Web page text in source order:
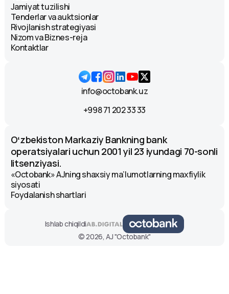
Jamiyat tuzilishi
Tenderlar va auktsionlar
Rivojlanish strategiyasi
Nizom va Biznes-reja
Kontaktlar
info@octobank.uz
+998 71 202 33 33
Oʻzbekiston Markaziy Bankning bank
operatsiyalari uchun 2001 yil 23 iyundagi 70-sonli
litsenziyasi.
«Octobank» AJning shaxsiy ma’lumotlarning maxfiylik
siyosati
Foydalanish shartlari
Ishlab chiqildi
© 2026, AJ "Octobank"